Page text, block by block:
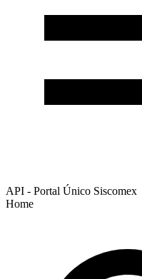
API - Portal Único Siscomex
Home